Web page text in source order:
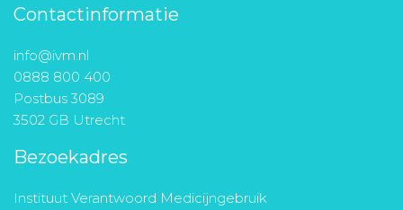
Contactinformatie
info@ivm.nl
0888 800 400
Postbus 3089
3502 GB Utrecht
Bezoekadres
Instituut Verantwoord Medicijngebruik